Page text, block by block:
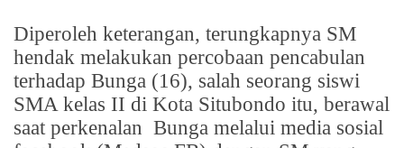
Diperoleh keterangan, terungkapnya SM
hendak melakukan percobaan pencabulan
terhadap Bunga (16), salah seorang siswi
SMA kelas II di Kota Situbondo itu, berawal
saat perkenalan Bunga melalui media sosial